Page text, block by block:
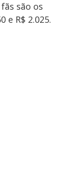
são os
e R$ 2.025.